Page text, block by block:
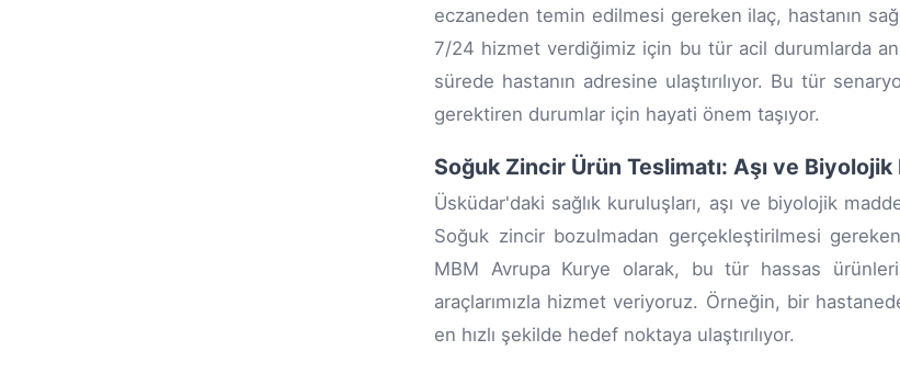
eczaneden temin edilmesi gereken ilaç, hastanın
7/24 hizmet verdiğimiz için bu tür acil durumlarda
sürede hastanın adresine ulaştırılıyor. Bu tür
gerektiren durumlar için hayati önem taşıyor.
Soğuk Zincir Ürün Teslimatı: Aşı ve
Üsküdar'daki sağlık kuruluşları, aşı ve biyolojik
Soğuk zincir bozulmadan gerçekleştirilmesi
MBM Avrupa Kurye olarak, bu tür hassas
araçlarımızla hizmet veriyoruz. Örneğin, bir
en hızlı şekilde hedef noktaya ulaştırılıyor.